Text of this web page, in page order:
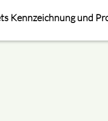
Kennzeichnung und